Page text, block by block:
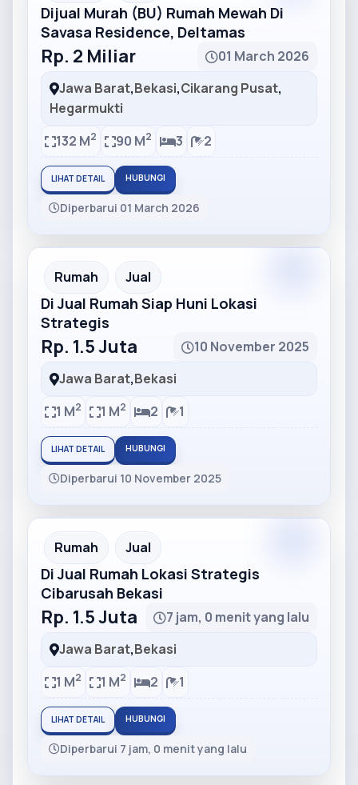
Dijual Murah (BU) Rumah Mewah Di
Savasa Residence, Deltamas
Rp. 2 Miliar
01 March 2026
Jawa Barat,Bekasi,Cikarang Pusat,
Hegarmukti
132 M2 90 M2 3 2
LIHAT DETAIL HUBUNGI
Diperbarui 01 March 2026
Partner Ad
Rumah Jual
Di Jual Rumah Siap Huni Lokasi
Strategis
Rp. 1.5 Juta
10 November 2025
Jawa Barat,Bekasi
1 M2 1 M2 2 1
LIHAT DETAIL HUBUNGI
Diperbarui 10 November 2025
Partner Ad
Rumah Jual
Di Jual Rumah Lokasi Strategis
Cibarusah Bekasi
Rp. 1.5 Juta
7 jam, 0 menit yang lalu
Jawa Barat,Bekasi
1 M2 1 M2 2 1
LIHAT DETAIL HUBUNGI
Diperbarui 7 jam, 0 menit yang lalu